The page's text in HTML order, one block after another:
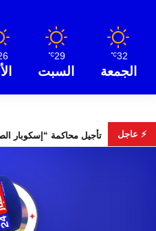
32
℃
الجمعة
29
℃
السبت
⚡ عاجلالتشريعية تأجيل